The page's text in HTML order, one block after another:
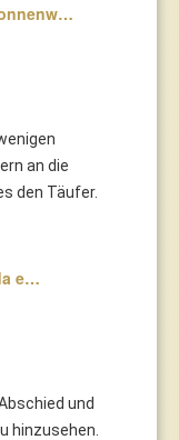
an die
den Täufer.
e…
und
hinzusehen.